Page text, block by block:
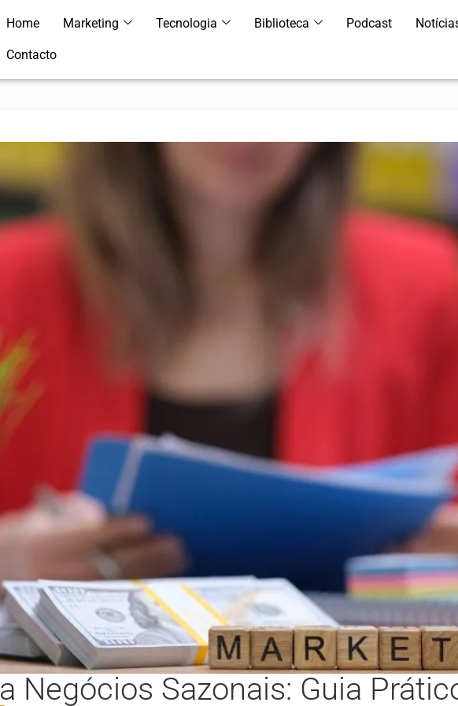
Home Marketing Tecnologia Biblioteca Podcast
Contacto
Negócios Sazonais: Guia